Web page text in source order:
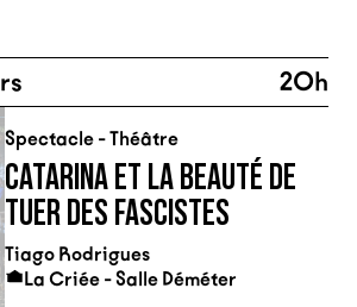
20h
Spectacle - Théâtre
CATARINA ET LA BEAUTÉ DE
TUER DES FASCISTES
Tiago Rodrigues
La Criée - Salle Déméter